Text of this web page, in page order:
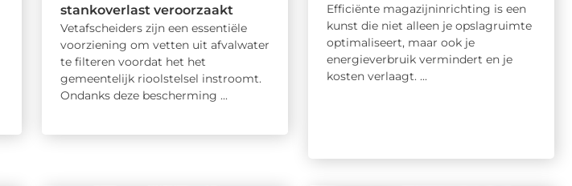
stankoverlast veroorzaakt
Vetafscheiders zijn een essentiële
voorziening om vetten uit afvalwater
te filteren voordat het het
gemeentelijk rioolstelsel instroomt.
Ondanks deze bescherming ...
Efficiënte magazijninrichting is een
kunst die niet alleen je opslagruimte
optimaliseert, maar ook je
energieverbruik vermindert en je
kosten verlaagt. ...